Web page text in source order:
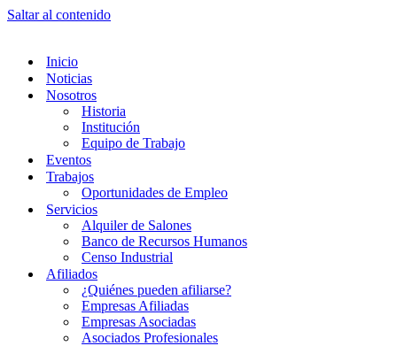
Saltar al contenido
Inicio
Noticias
Nosotros
Historia
Institución
Equipo de Trabajo
Eventos
Trabajos
Oportunidades de Empleo
Servicios
Alquiler de Salones
Banco de Recursos Humanos
Censo Industrial
Afiliados
¿Quiénes pueden afiliarse?
Empresas Afiliadas
Empresas Asociadas
Asociados Profesionales